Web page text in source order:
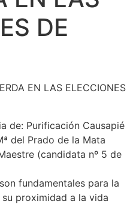
DE
EN LAS ELECCIONES
de: Purificación Causapié
del Prado de la Mata
(candidata nº 5 de
fundamentales para la
proximidad a la vida